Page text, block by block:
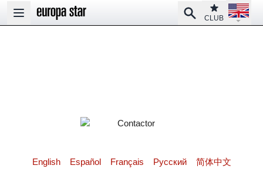
Open main menu
SearchClub
CLUB
Open
English Español Français Pусский 简体中文